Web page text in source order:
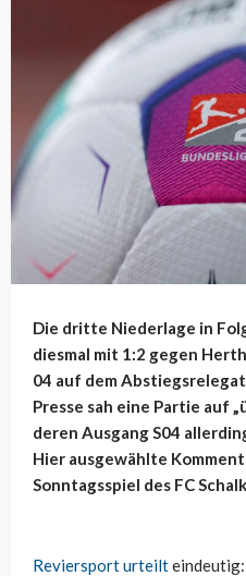
Die dritte Niederlage in
diesmal mit 1:2 gegen
04 auf dem
Presse sah eine Partie auf
deren Ausgang S04
Hier ausgewählte
Sonntagsspiel des FC
Reviersport urteilt